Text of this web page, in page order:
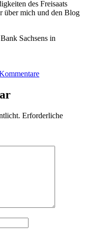
des Freisaats
über mich und den Blog
Sachsens in
Erforderliche